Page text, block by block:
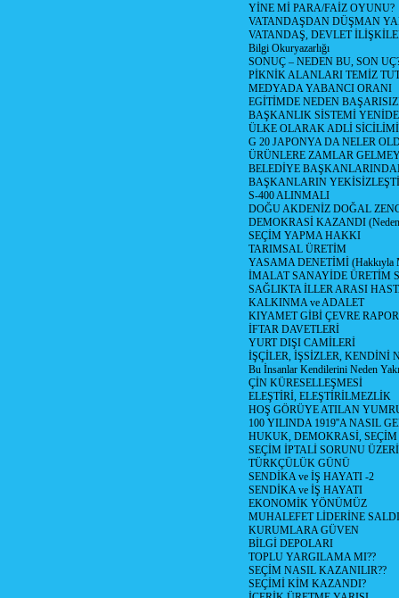
YİNE Mİ PARA/FAİZ OYUNU?
VATANDAŞDAN DÜŞMAN
VATANDAŞ, DEVLET
Bilgi Okuryazarlığı
SONUÇ – NEDEN BU, SON
PİKNİK ALANLARI TEMİZ
MEDYADA YABANCI ORANI
EGİTİMDE NEDEN
BAŞKANLIK SİSTEMİ
ÜLKE OLARAK ADLİ
G 20 JAPONYA DA NELER
ÜRÜNLERE ZAMLAR
BELEDİYE
BAŞKANLARIN
S-400 ALINMALI
DOĞU AKDENİZ DOĞAL
DEMOKRASİ KAZANDI (Neden
SEÇİM YAPMA HAKKI
TARIMSAL ÜRETİM
YASAMA DENETİMİ (Hakkıyla
İMALAT SANAYİDE ÜRETİM
SAĞLIKTA İLLER ARASI
KALKINMA ve ADALET
KIYAMET GİBİ ÇEVRE
İFTAR DAVETLERİ
YURT DIŞI CAMİLERİ
İŞÇİLER, İŞSİZLER, KENDİNİ
Bu İnsanlar Kendilerini Neden
ÇİN KÜRESELLEŞMESİ
ELEŞTİRİ, ELEŞTİRİLMEZLİK
HOŞ GÖRÜYE ATILAN
100 YILINDA 1919''A NASIL
HUKUK, DEMOKRASİ, SEÇİM
SEÇİM İPTALİ SORUNU
TÜRKÇÜLÜK GÜNÜ
SENDİKA ve İŞ HAYATI -2
SENDİKA ve İŞ HAYATI
EKONOMİK YÖNÜMÜZ
MUHALEFET LİDERİNE
KURUMLARA GÜVEN
BİLGİ DEPOLARI
TOPLU YARGILAMA MI??
SEÇİM NASIL KAZANILIR??
SEÇİMİ KİM KAZANDI?